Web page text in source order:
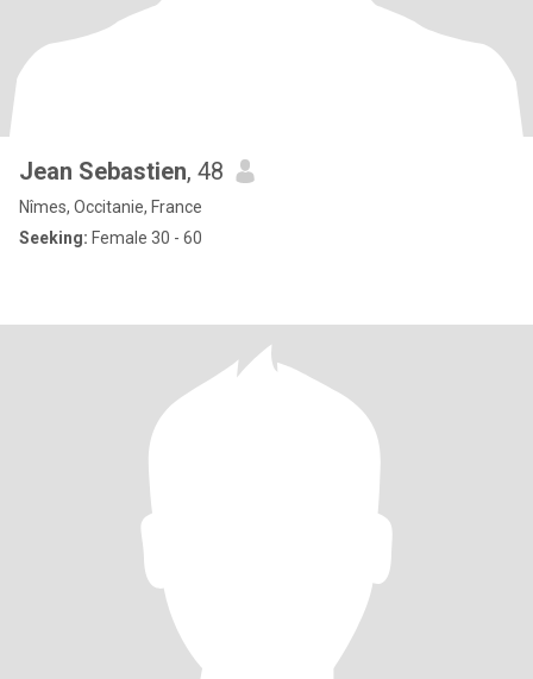
Jean Sebastien, 48
Nîmes, Occitanie, France
Seeking: Female 30 - 60